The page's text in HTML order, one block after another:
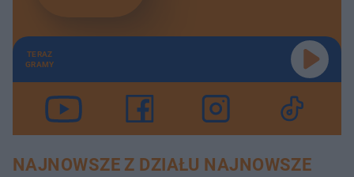
TERAZ
GRAMY
NAJNOWSZE Z DZIAŁU NAJNOWSZE